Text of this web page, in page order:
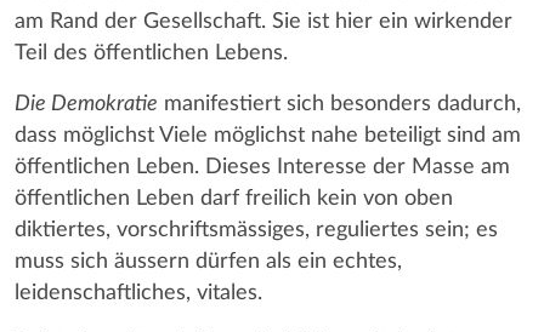
am Rand der Gesellschaft. Sie ist hier ein wirkender
Teil des öffentlichen Lebens.
Die Demokratie manifestiert sich besonders dadurch,
dass möglichst Viele möglichst nahe beteiligt sind am
öffentlichen Leben. Dieses Interesse der Masse am
öffentlichen Leben darf freilich kein von oben
diktiertes, vorschriftsmässiges, reguliertes sein; es
muss sich äussern dürfen als ein echtes,
leidenschaftliches, vitales.